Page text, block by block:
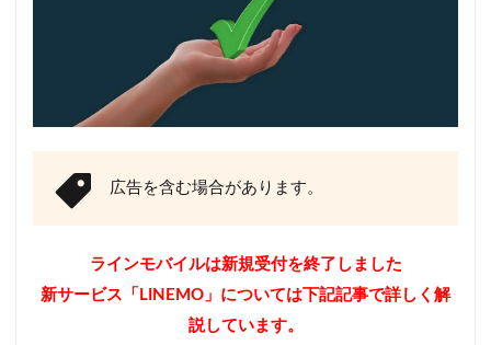
広告を含む場合があります。
ラインモバイルは新規受付を終了しました
新サービス「LINEMO」については下記記事で詳しく解
説しています。